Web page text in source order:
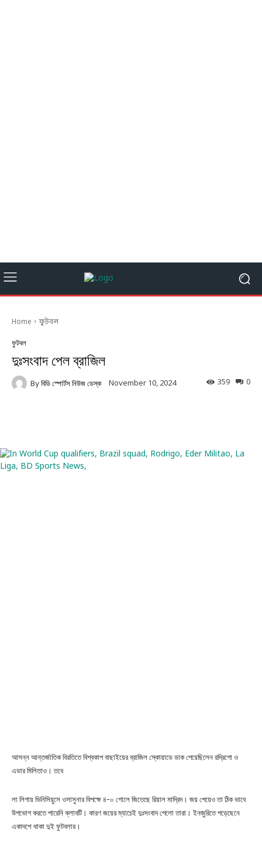
Home ফুটবল
ফুটবল
দুঃসংবাদ পেল ব্রাজিল
By বিডি স্পোর্টস নিউজ ডেস্ক November 10, 2024 0
359
আসন্ন আন্তর্জাতিক বিরতিতে বিশ্বকাপ বাছাইয়ের ব্রাজিল স্কোয়াডে ডাক পেয়েছিলেন রদ্রিগো ও
এডার মিলিতাও। তবে
লা লিগায় ভিনিসিয়ুসে ওসাসুনার বিপক্ষে ৪-০ গোলে জিতেছে রিয়াল মাদ্রিদ। জয় পেয়েও তা ঠিক ভাবে
উপভোগ করতে পারেনি ক্লাবটি। কারণ জয়ের ম্যাচেই দুঃসংবাদ পেলো তারা। ইনজুরিতে পড়েছেনে
একাদশে থাকা দুই ফুটবলার।